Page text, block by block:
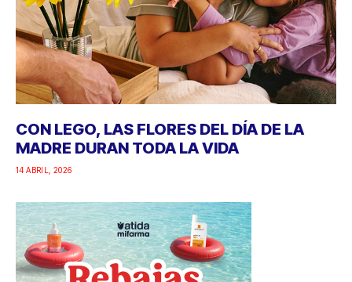
CON LEGO, LAS FLORES DEL DÍA DE LA
MADRE DURAN TODA LA VIDA
14 ABRIL, 2026